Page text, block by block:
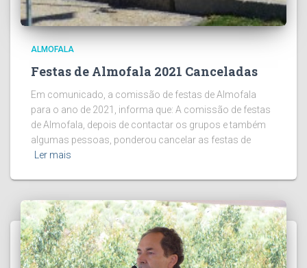
ALMOFALA
Festas de Almofala 2021 Canceladas
Em comunicado, a comissão de festas de Almofala
para o ano de 2021, informa que: A comissão de festas
de Almofala, depois de contactar os grupos e também
algumas pessoas, ponderou cancelar as festas de
Ler mais